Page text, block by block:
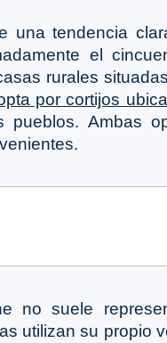
tendencia
el
rurales
por cortijos
Ambas
no suele
utilizan su propio